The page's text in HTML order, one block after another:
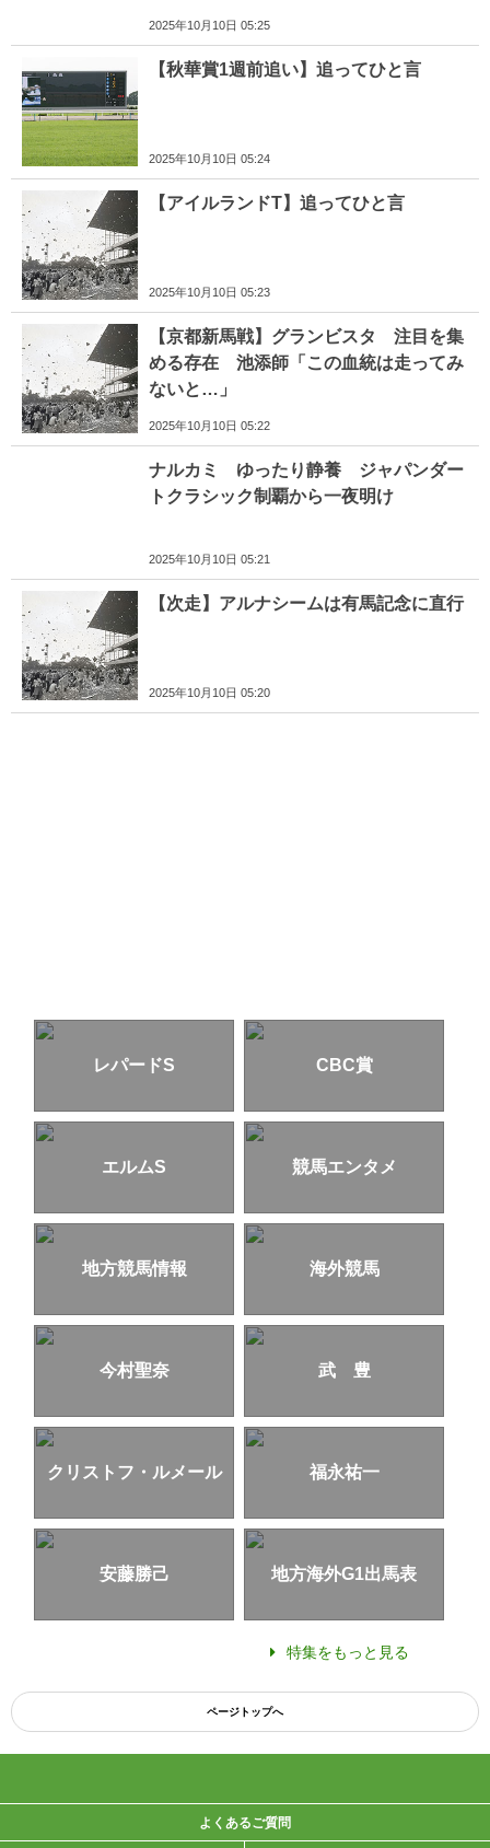
2025年10月10日 05:25
【秋華賞1週前追い】追ってひと言
2025年10月10日 05:24
【アイルランドT】追ってひと言
2025年10月10日 05:23
【京都新馬戦】グランビスタ 注目を集
める存在 池添師「この血統は走ってみ
ないと…」
2025年10月10日 05:22
ナルカミ ゆったり静養 ジャパンダー
トクラシック制覇から一夜明け
2025年10月10日 05:21
【次走】アルナシームは有馬記念に直行
2025年10月10日 05:20
レパードS CBC賞
エルムS 競馬エンタメ
地方競馬情報 海外競馬
今村聖奈 武 豊
クリストフ・ルメール 福永祐一
安藤勝己 地方海外G1出馬表
特集をもっと見る
ページトップへ
よくあるご質問